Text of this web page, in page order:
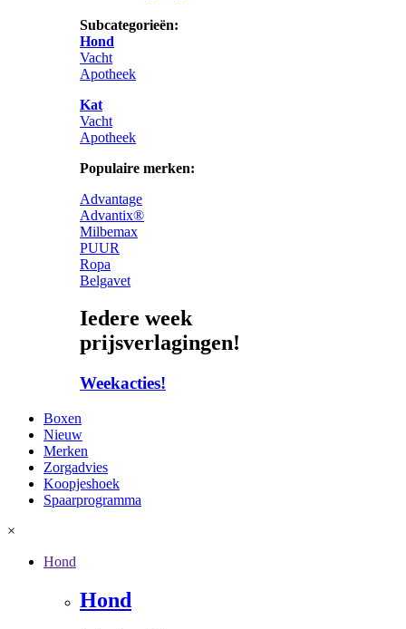
Subcategorieën:
Hond
Vacht
Apotheek
Kat
Vacht
Apotheek
Populaire merken:
Advantage
Advantix®
Milbemax
PUUR
Ropa
Belgavet
Iedere week
prijsverlagingen!
Weekacties!
Boxen
Nieuw
Merken
Zorgadvies
Koopjeshoek
Spaarprogramma
×
Hond
Hond